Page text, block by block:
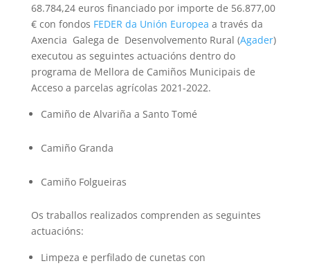
68.784,24 euros financiado por importe de 56.877,00
€ con fondos FEDER da Unión Europea a través da
Axencia Galega de Desenvolvemento Rural (Agader)
executou as seguintes actuacións dentro do
programa de Mellora de Camiños Municipais de
Acceso a parcelas agrícolas 2021-2022.
Camiño de Alvariña a Santo Tomé
Camiño Granda
Camiño Folgueiras
Os traballos realizados comprenden as seguintes
actuacións:
Limpeza e perfilado de cunetas con